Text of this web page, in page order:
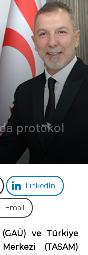
protokol
LinkedIn
Email
ve Türkiye
(TASAM)